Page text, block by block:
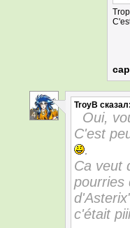
4
TroyB сказал:
Oui,
C'est
.
Ca veut
pourries
c'était